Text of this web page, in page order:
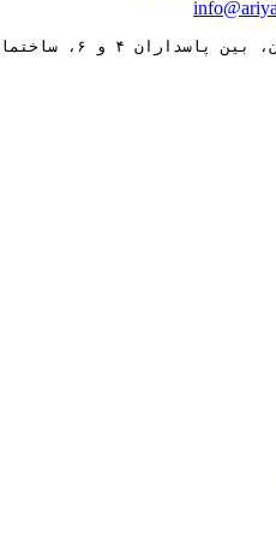
info@ariya
۴ و ۶، ساختمان ۸۸